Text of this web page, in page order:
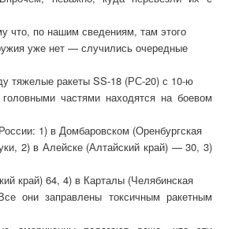
что, по нашим сведениям, там этого
уже нет — случились очередные
тяжелые ракеты SS-18 (РС-20) с 10-ю
частями находятся на боевом
1) в Домбаровском (Оренбургская
2) в Алейске (Алтайский край) — 30, 3)
край) 64, 4) в Карталы (Челябинская
они заправлены токсичным ракетным